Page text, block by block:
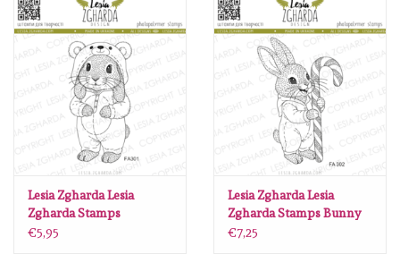
OLO Markers
Impronte D'autore
Uitverkoop
Siliconen mal
Lesia Zgharda Lesia
Zgharda Stamps
Adorable Bunny in Bear
€5,95
Lesia Zgharda Lesia
Zgharda Stamps Bunny
in Pajamas with Candy
€7,25